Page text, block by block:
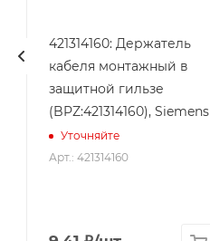
421314160: Держатель
кабеля монтажный в
защитной гильзе
(BPZ:421314160), Siemens
Уточняйте
Арт.: 421314160